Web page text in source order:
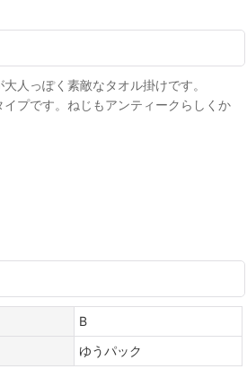
人っぽく素敵なタオル掛けです。
プです。ねじもアンティークらしくか
B
ゆうパック